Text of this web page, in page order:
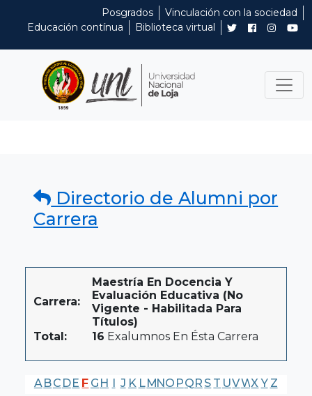
Posgrados
Vinculación con la sociedad
Educación contínua
Biblioteca virtual
Directorio de Alumni por
Carrera
Carrera:
Maestría En Docencia Y
Evaluación Educativa (No
Vigente - Habilitada Para
Títulos)
Total:
16 Exalumnos En Ésta Carrera
A BC DE F G H I J K LMNO PQR S T UVWX Y Z